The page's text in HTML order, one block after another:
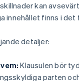
kan
innehållet finns i det
detaljer:
Klausulen bör
parten